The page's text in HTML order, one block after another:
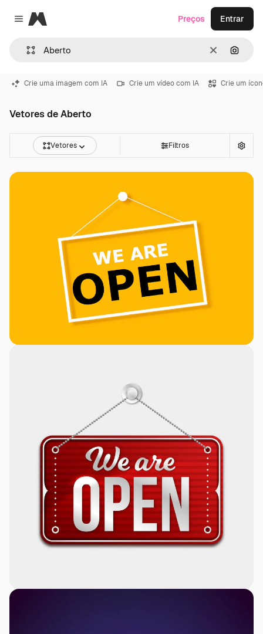
Close menu
Magnific
Limpar
Preços Entrar
Crie uma imagem com IA Crie um vídeo com IA Crie um
Vetores de Aberto
Vetores Filtros